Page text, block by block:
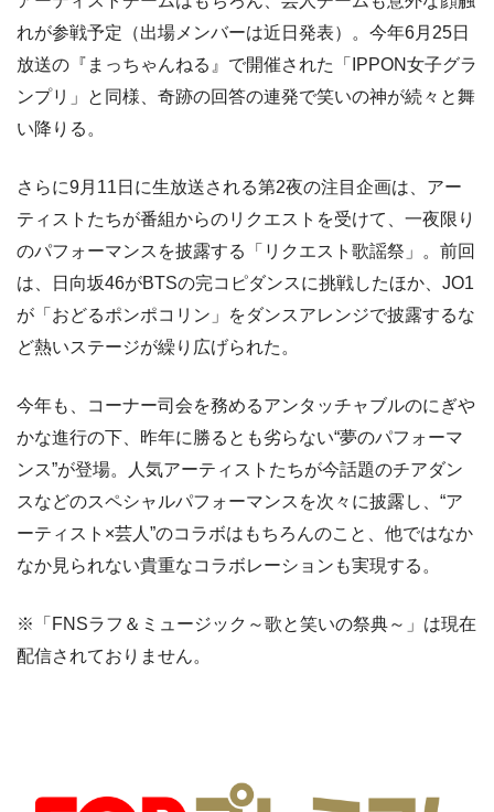
れが参戦予定（出場メンバーは近日発表）。今年6月25日
放送の『まっちゃんねる』で開催された「IPPON女子グラ
ンプリ」と同様、奇跡の回答の連発で笑いの神が続々と舞
い降りる。
さらに9月11日に生放送される第2夜の注目企画は、アー
ティストたちが番組からのリクエストを受けて、一夜限り
のパフォーマンスを披露する「リクエスト歌謡祭」。前回
は、日向坂46がBTSの完コピダンスに挑戦したほか、JO1
が「おどるポンポコリン」をダンスアレンジで披露するな
ど熱いステージが繰り広げられた。
今年も、コーナー司会を務めるアンタッチャブルのにぎや
かな進行の下、昨年に勝るとも劣らない“夢のパフォーマ
ンス”が登場。人気アーティストたちが今話題のチアダン
スなどのスペシャルパフォーマンスを次々に披露し、“ア
ーティスト×芸人”のコラボはもちろんのこと、他ではなか
なか見られない貴重なコラボレーションも実現する。
※「FNSラフ＆ミュージック～歌と笑いの祭典～」は現在
配信されておりません。